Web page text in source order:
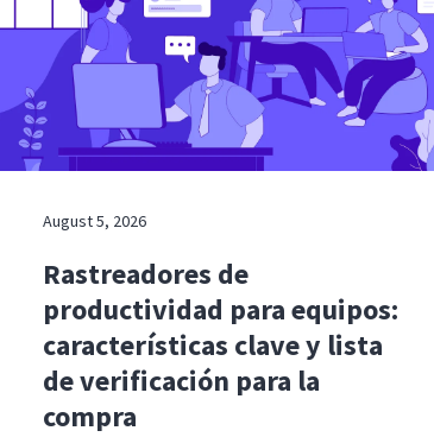
August 5, 2026
Rastreadores de
productividad para equipos:
características clave y lista
de verificación para la
compra